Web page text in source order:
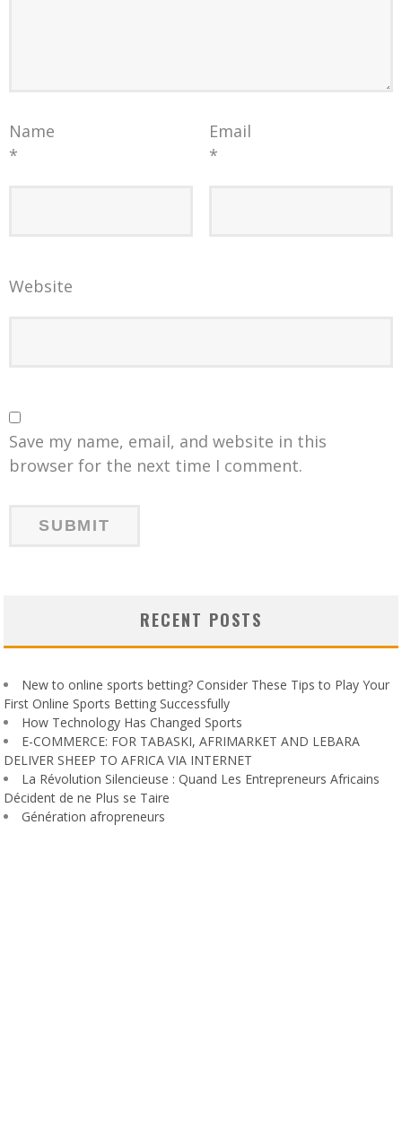
Name
*
Email
*
Website
Save my name, email, and website in this
browser for the next time I comment.
RECENT POSTS
New to online sports betting? Consider These Tips to Play Your
First Online Sports Betting Successfully
How Technology Has Changed Sports
E-COMMERCE: FOR TABASKI, AFRIMARKET AND LEBARA
DELIVER SHEEP TO AFRICA VIA INTERNET
La Révolution Silencieuse : Quand Les Entrepreneurs Africains
Décident de ne Plus se Taire
Génération afropreneurs